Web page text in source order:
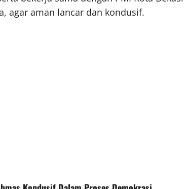
agar aman lancar dan kondusif.